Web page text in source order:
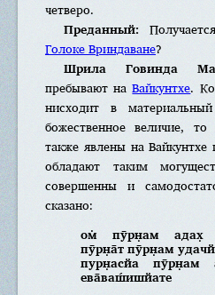
четверо.
Преданный:
Голоке Вриндаване?
Шрила Говинда
пребывают наВайкунтхе.
нисходит в
божественное величие,
также явлены на
обладают таким
совершенны и
сказано:
ом̇ пӯрн̣ам адах̣
пӯрн̣а̄т пӯрн̣ам
пурн̣асйа пӯрн̣ам
ева̄ваш́ишйате